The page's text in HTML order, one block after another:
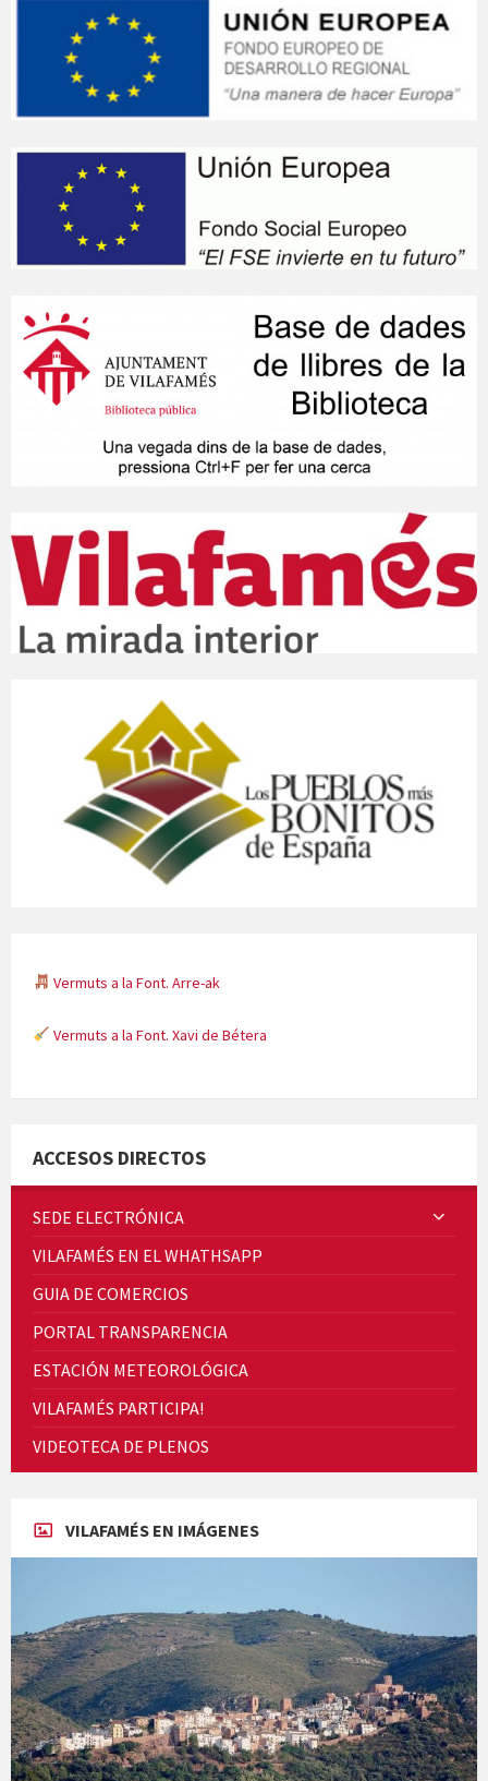
Vermuts a la Font. Arre-ak
Vermuts a la Font. Xavi de Bétera
Quintà Culroja
Cicle de Cine i Dones rurals
Concerts al Museu
ACCESOS DIRECTOS
SEDE ELECTRÓNICA
VILAFAMÉS EN EL WHATHSAPP
GUIA DE COMERCIOS
PORTAL TRANSPARENCIA
ESTACIÓN METEOROLÓGICA
VILAFAMÉS PARTICIPA!
VIDEOTECA DE PLENOS
VILAFAMÉS EN IMÁGENES